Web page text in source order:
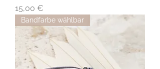
Preis
15,00 €
Bandfarbe wählbar